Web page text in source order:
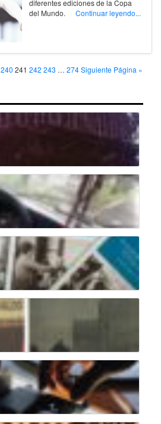
diferentes ediciones de la Copa
del Mundo.
Continuar leyendo...
240 241 242 243 … 274 Siguiente Página »